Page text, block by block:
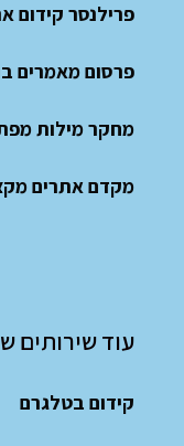
פרילנסר קידום
פרסום מאמרים
מחקר מילות
מקדם אתרים
עוד שירותים
קידום בטלגרם